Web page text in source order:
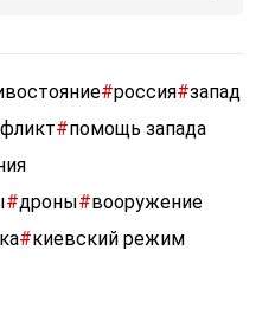
#россия#запад
#помощь запада
#дроны#вооружение
#киевский режим